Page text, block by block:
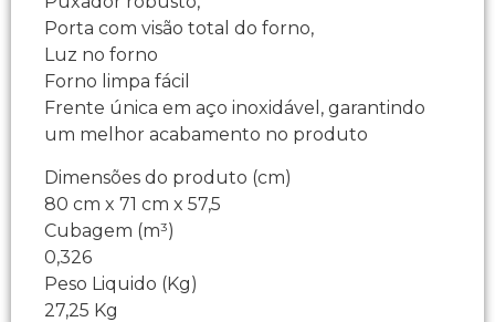
Porta com visão total do forno,
Luz no forno
Forno limpa fácil
Frente única em aço inoxidável, garantindo
um melhor acabamento no produto
Dimensões do produto (cm)
80 cm x 71 cm x 57,5
Cubagem (m³)
0,326
Peso Liquido (Kg)
27,25 Kg